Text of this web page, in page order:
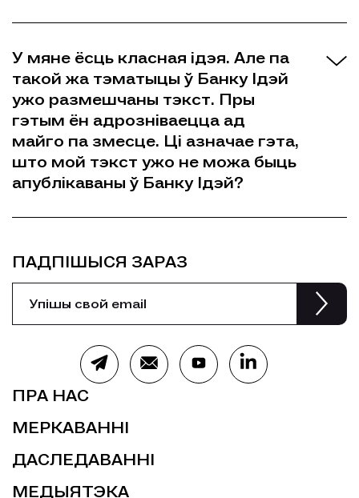
У мяне ёсць класная ідэя. Але па
такой жа тэматыцы ў Банку Iдэй
ужо размешчаны тэкст. Пры
гэтым ён адрозніваецца ад
майго па змесце. Ці азначае гэта,
што мой тэкст ужо не можа быць
апублікаваны ў Банку Iдэй?
ПРА НАС
МЕРКАВАННІ
ДАСЛЕДАВАННІ
МЕДЫЯТЭКА
ПАДПІШЫСЯ ЗАРАЗ